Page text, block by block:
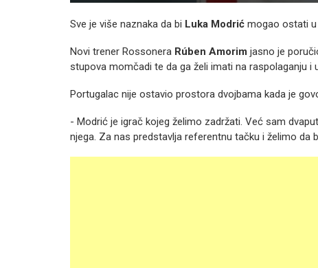
Sve je više naznaka da bi Luka Modrić mogao ostati u
Novi trener Rossonera Rúben Amorim jasno je
stupova momčadi te da ga želi imati na raspolaganju i
Portugalac nije ostavio prostora dvojbama kada je
- Modrić je igrač kojeg želimo zadržati. Već sam
njega. Za nas predstavlja referentnu tačku i želimo